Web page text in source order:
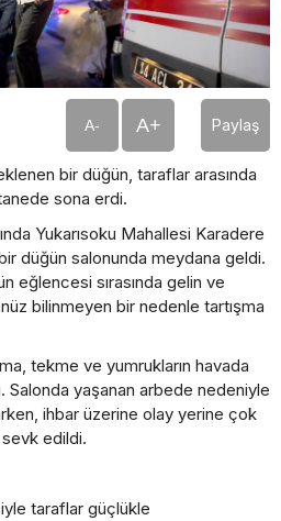
A- A+ Paylaş
bir düğün, taraflar arasında
sona erdi.
Yukarısoku Mahallesi Karadere
düğün salonunda meydana geldi.
eğlencesi sırasında gelin ve
bilinmeyen bir nedenle tartışma
tekme ve yumrukların havada
yaşanan arbede nedeniyle
ihbar üzerine olay yerine çok
sevk edildi.
taraflar güçlükle